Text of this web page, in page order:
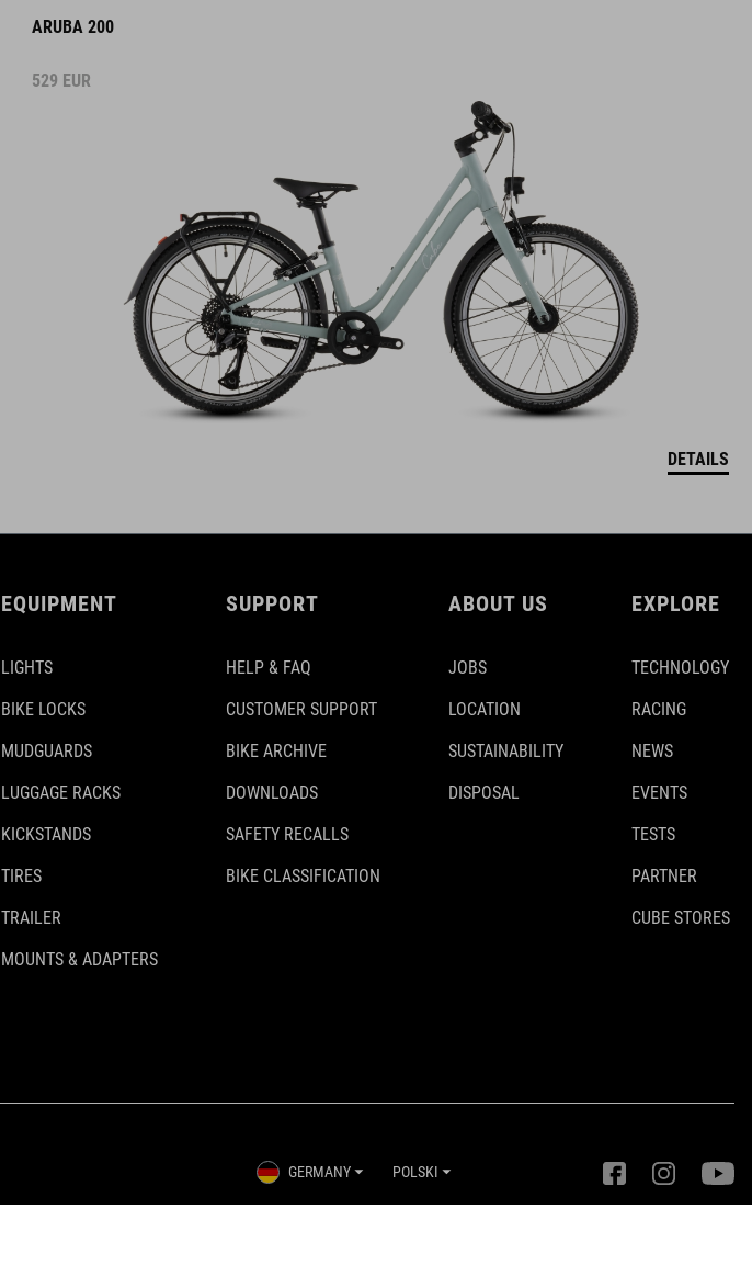
ARUBA 200
529 EUR
DETAILS
EQUIPMENT
LIGHTS
BIKE LOCKS
MUDGUARDS
LUGGAGE RACKS
KICKSTANDS
TIRES
TRAILER
MOUNTS & ADAPTERS
SUPPORT
HELP & FAQ
CUSTOMER SUPPORT
BIKE ARCHIVE
DOWNLOADS
SAFETY RECALLS
BIKE CLASSIFICATION
ABOUT US
JOBS
LOCATION
SUSTAINABILITY
DISPOSAL
EXPLORE
TECHNOLOGY
RACING
NEWS
EVENTS
TESTS
PARTNER
CUBE STORES
GERMANY POLSKI